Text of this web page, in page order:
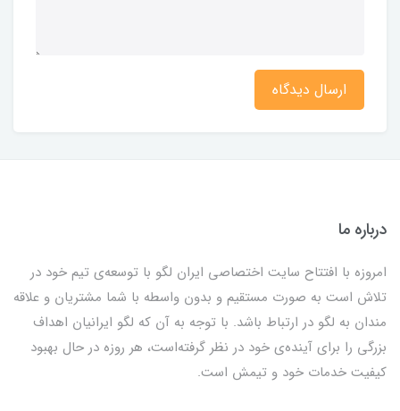
ارسال دیدگاه
درباره ما
امروزه با افتتاح سایت اختصاصی ایران لگو با توسعه‌ی تیم خود در
تلاش است به صورت مستقیم و بدون واسطه با شما مشتریان و علاقه
مندان به لگو در ارتباط باشد. با توجه به آن که لگو ایرانیان اهداف
بزرگی را برای آینده‌ی خود در نظر گرفته‌است، هر روزه در حال بهبود
کیفیت خدمات خود و تیمش است.